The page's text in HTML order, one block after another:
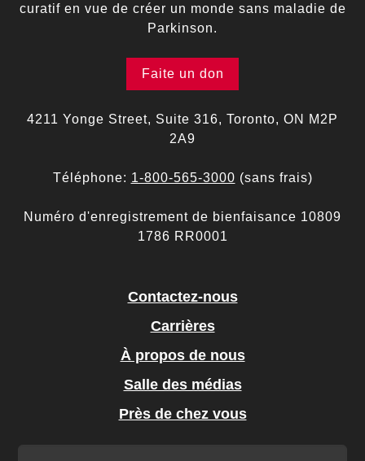
curatif en vue de créer un monde sans maladie de
Parkinson.
Faite un don
4211 Yonge Street, Suite 316, Toronto, ON M2P
2A9
Téléphone: 1-800-565-3000 (sans frais)
Numéro d'enregistrement de bienfaisance 10809
1786 RR0001
Contactez-nous
Carrières
À propos de nous
Salle des médias
Près de chez vous